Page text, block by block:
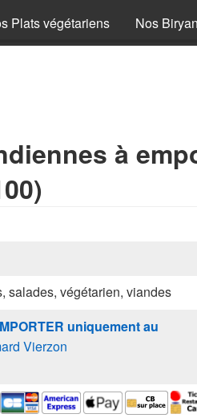
Plats végétariens Nos
à
salades, végétarien, viandes
uniquement au
Vierzon